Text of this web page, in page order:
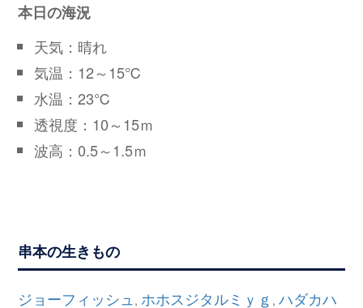
本日の海況
天気：晴れ
気温：12～15℃
水温：23℃
透視度：10～15ｍ
波高：0.5～1.5ｍ
串本の生きもの
ジョーフィッシュ , ホホスジタルミｙｇ ,ハダカハ